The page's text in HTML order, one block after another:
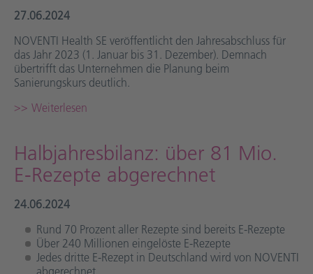
27.06.2024
NOVENTI Health SE veröffentlicht den Jahresabschluss für
das Jahr 2023 (1. Januar bis 31. Dezember). Demnach
übertrifft das Unternehmen die Planung beim
Sanierungskurs deutlich.
Weiterlesen
Halbjahresbilanz: über 81 Mio.
E-Rezepte abgerechnet
24.06.2024
Rund 70 Prozent aller Rezepte sind bereits E-Rezepte
Über 240 Millionen eingelöste E-Rezepte
Jedes dritte E-Rezept in Deutschland wird von NOVENTI